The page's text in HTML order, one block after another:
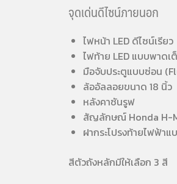
จุดเด่นดีไซน์ภายนอก
ไฟหน้า LED ดีไซน์เรียว
ไฟท้าย LED แบบพาดเ
มือจับประตูแบบซ่อน
ล้ออัลลอยขนาด 18 นิ้ว
หลังคาซันรูฟ
สัญลักษณ์ Honda H-
ฝากระโปรงท้ายไฟฟ้า
สีตัวถังหลักมีให้เลือก 3 สี